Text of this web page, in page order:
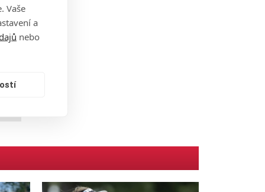
Vaše
a
nebo